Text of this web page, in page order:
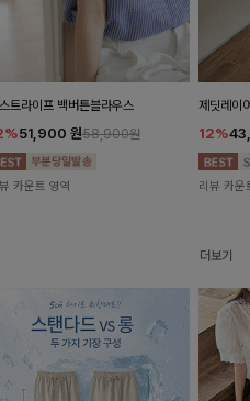
트라이프 백버튼블라우스
51,900 원58,900원
카운트 영역
제딧레이
12%
리뷰 카운
더보기